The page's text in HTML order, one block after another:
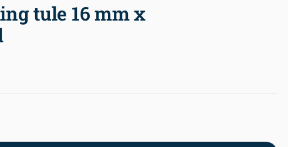
tule 16 mm x